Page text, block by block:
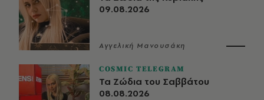
09.08.2026
Αγγελική Μανουσάκη
COSMIC TELEGRAM
Τα Ζώδια του Σαββάτου
08.08.2026